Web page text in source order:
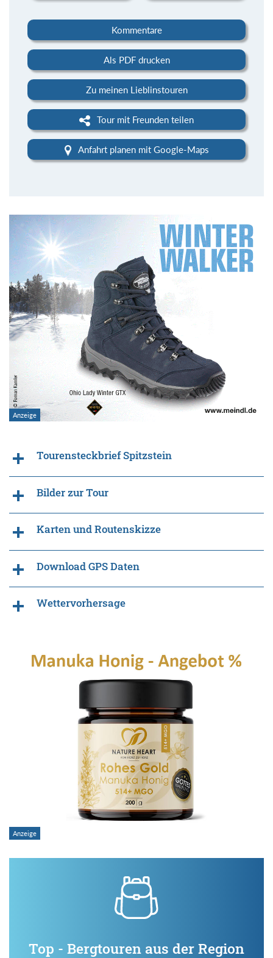
Kommentare
Als PDF drucken
Zu meinen Lieblinstouren
Tour mit Freunden teilen
Anfahrt planen mit Google-Maps
Tourensteckbrief Spitzstein
Bilder zur Tour
Karten und Routenskizze
Download GPS Daten
Wettervorhersage
Top - Bergtouren aus der Region